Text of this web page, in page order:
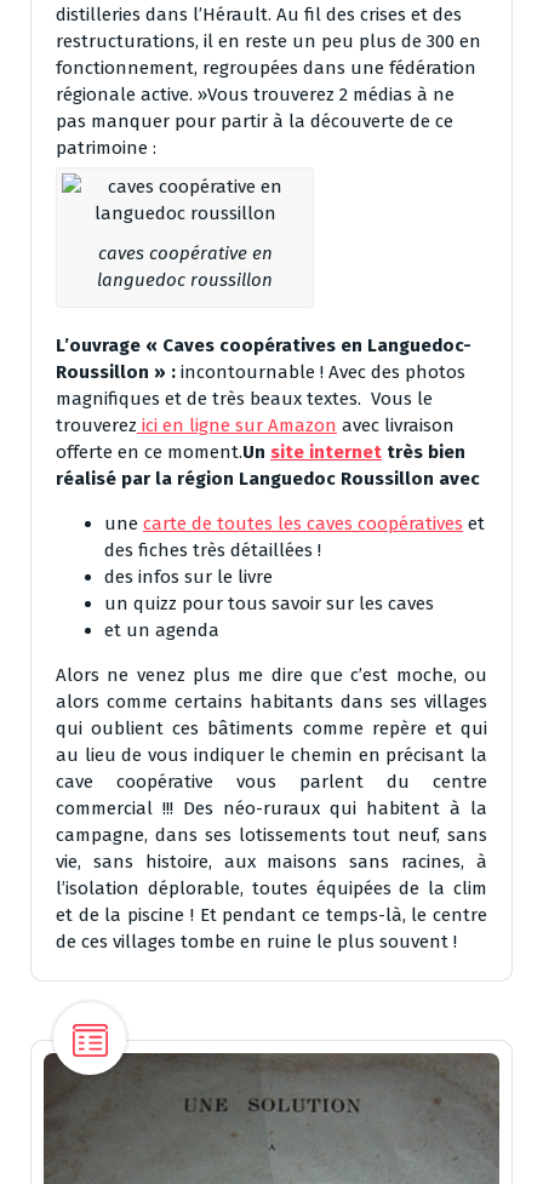
distilleries dans l’Hérault. Au fil des crises et des
restructurations, il en reste un peu plus de 300 en
fonctionnement, regroupées dans une fédération
régionale active. »Vous trouverez 2 médias à ne
pas manquer pour partir à la découverte de ce
patrimoine :
caves coopérative en
languedoc roussillon
L’ouvrage « Caves coopératives en Languedoc-
Roussillon » : incontournable ! Avec des photos
magnifiques et de très beaux textes. Vous le
trouverez ici en ligne sur Amazon avec livraison
offerte en ce moment.Un site internet très bien
réalisé par la région Languedoc Roussillon avec
une carte de toutes les caves coopératives et
des fiches très détaillées !
des infos sur le livre
un quizz pour tous savoir sur les caves
et un agenda
Alors ne venez plus me dire que c’est moche, ou
alors comme certains habitants dans ses villages
qui oublient ces bâtiments comme repère et qui
au lieu de vous indiquer le chemin en précisant la
cave coopérative vous parlent du centre
commercial !!! Des néo-ruraux qui habitent à la
campagne, dans ses lotissements tout neuf, sans
vie, sans histoire, aux maisons sans racines, à
l’isolation déplorable, toutes équipées de la clim
et de la piscine ! Et pendant ce temps-là, le centre
de ces villages tombe en ruine le plus souvent !